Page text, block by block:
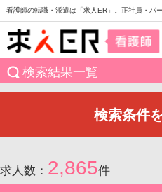
看護師の転職・派遣は「求人ER」。正社員・パ
検索結果一覧
検索条件
求人数： 2,865件